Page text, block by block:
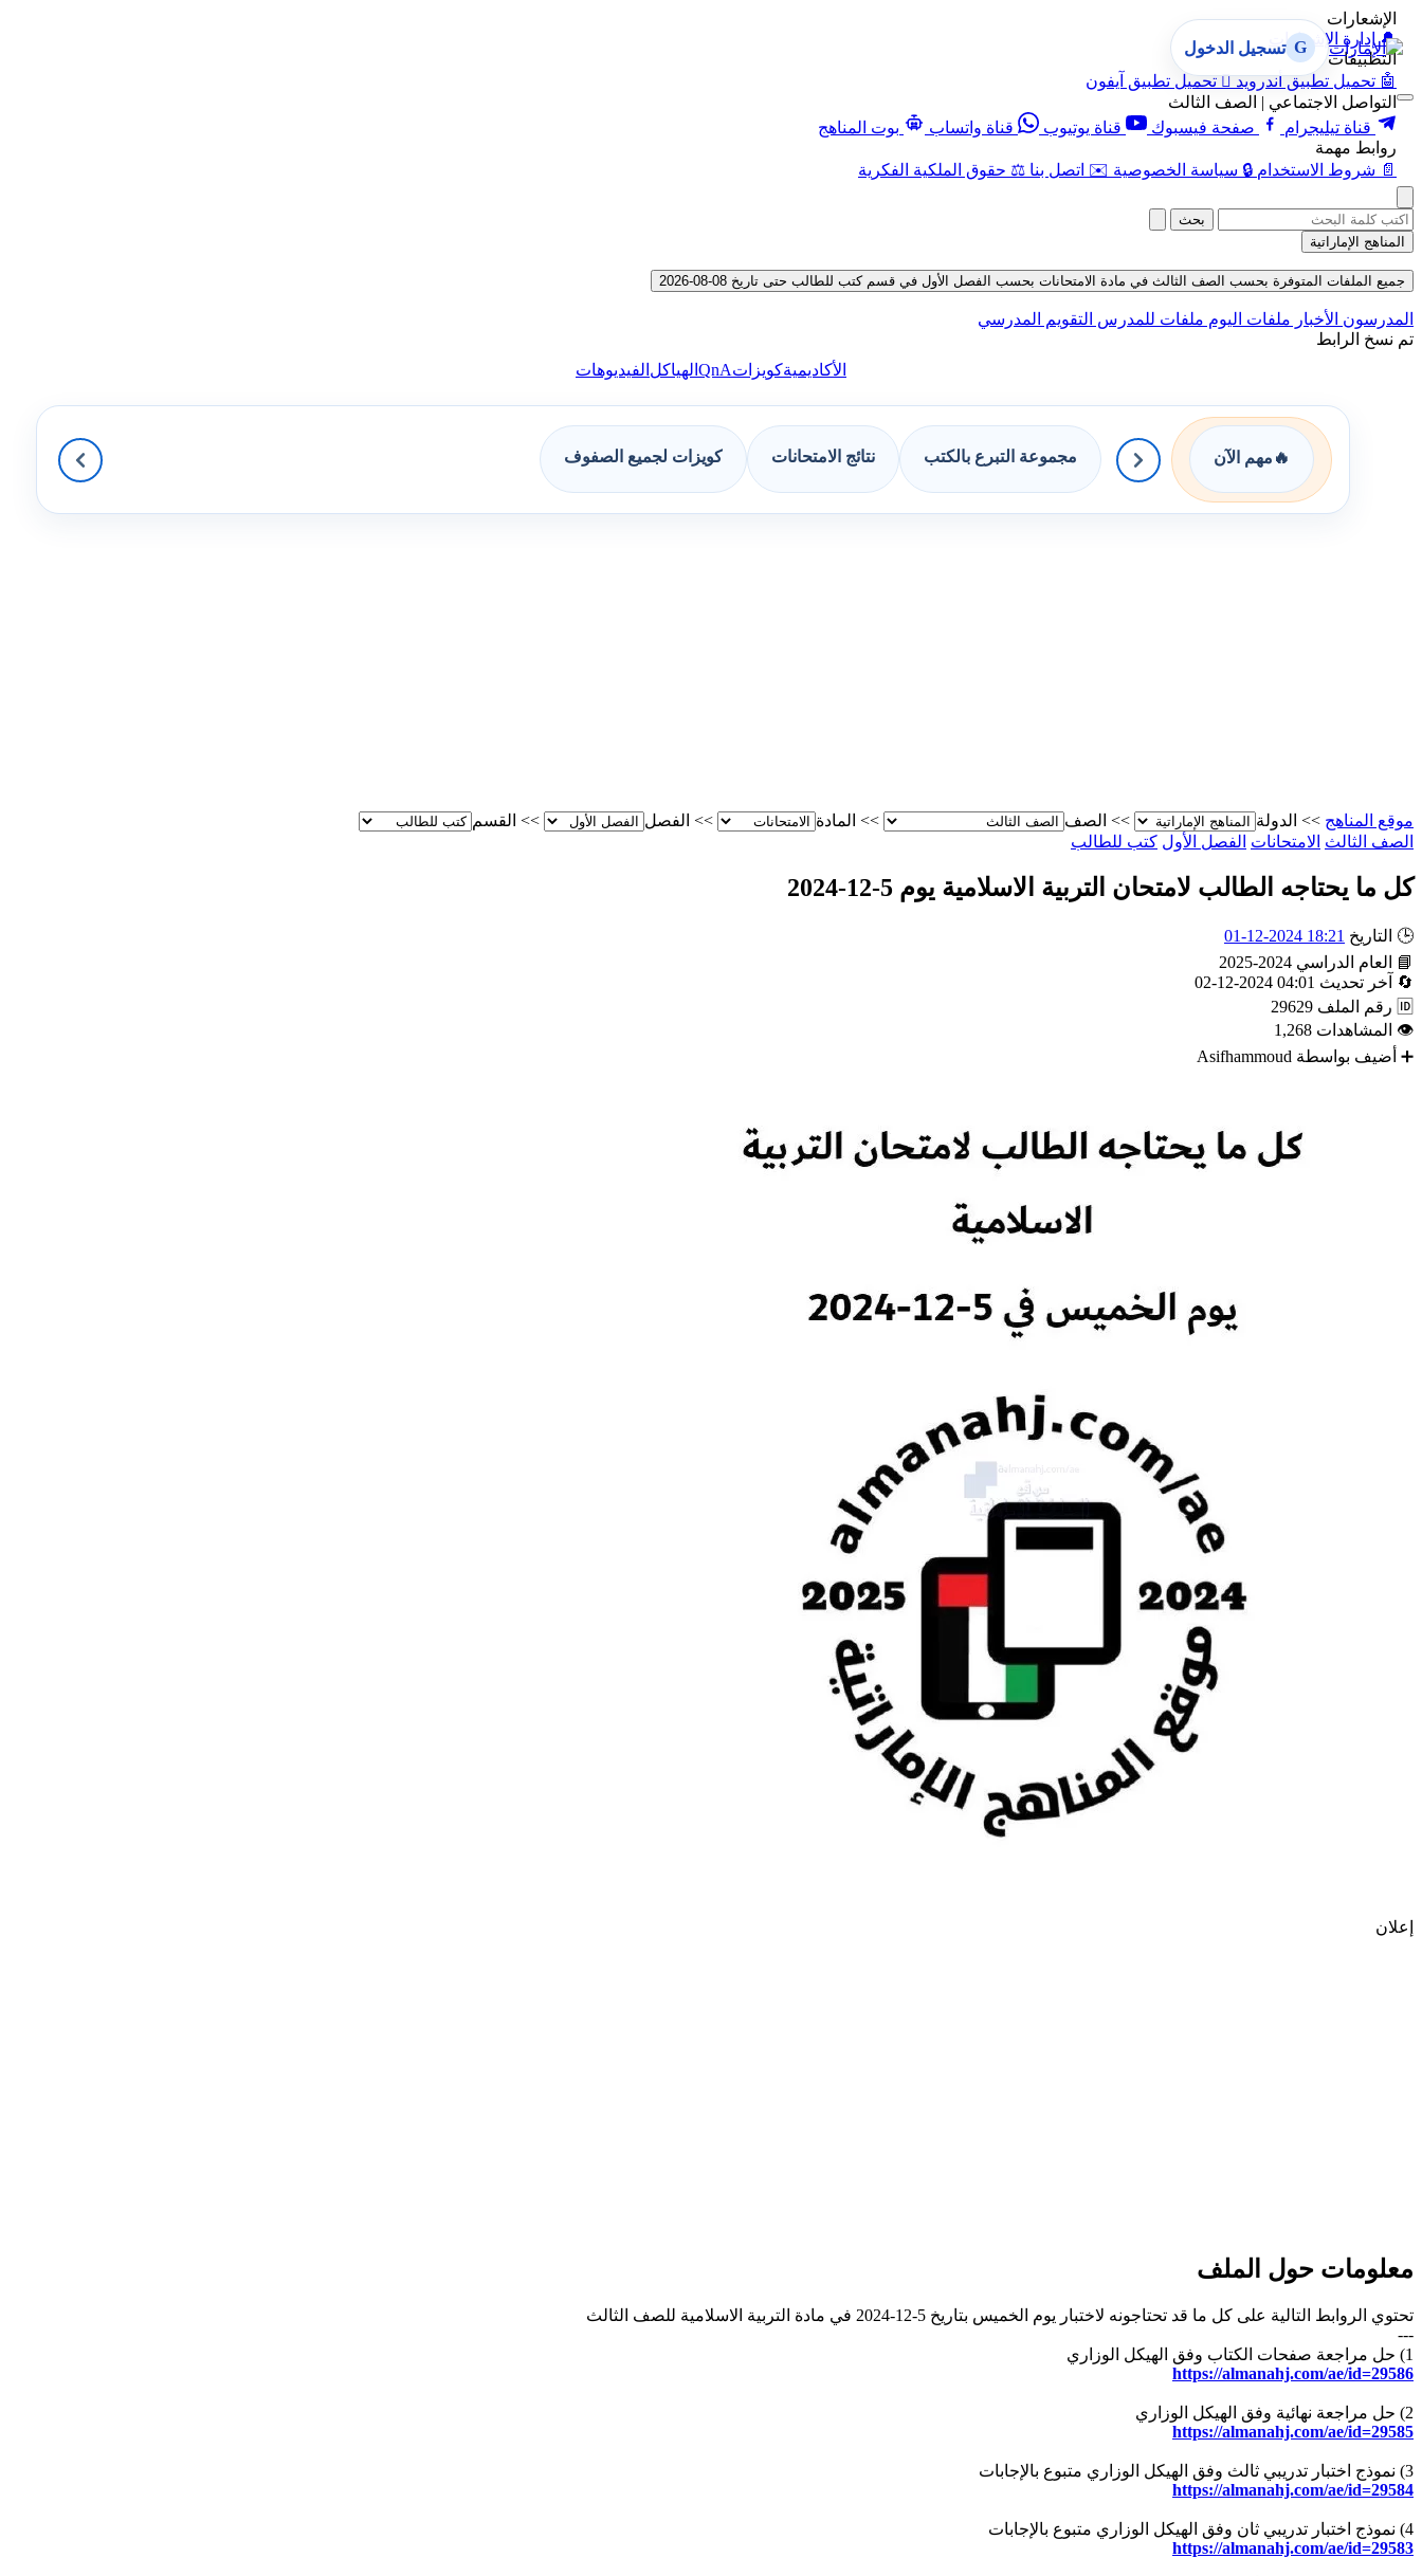
الإشعارات
🔔 إدارة الإشعارات
التطبيقات
🤖 تحميل تطبيق أندرويد  تحميل تطبيق آيفون
التواصل الاجتماعي | الصف الثالث
قناة تيليجرام
صفحة فيسبوك قناة يوتيوب قناة واتساب
بوت المناهج
روابط مهمة
📄 شروط الاستخدام 🔒 سياسة الخصوصية ✉️ اتصل بنا ⚖️ حقوق الملكية الفكرية
G تسجيل الدخول
بحث
المناهج الإماراتية
جميع الملفات المتوفرة بحسب الصف الثالث في مادة الامتحانات بحسب الفصل الأول في قسم كتب للطالب حتى تاريخ 08-08-2026
المدرسون الأخبار ملفات اليوم ملفات للمدرس التقويم المدرسي
تم نسخ الرابط
الأكاديميةكويزاتQnA الهياكل الفيديوهات
🔥 مهم الآن مجموعة التبرع بالكتب نتائج الامتحانات كويزات لجميع الصفوف
موقع المناهج >> الدولة >> الصف >> المادة >> الفصل >> القسم
الصف الثالث الامتحانات الفصل الأول كتب للطالب
كل ما يحتاجه الطالب لامتحان التربية الاسلامية يوم 5-12-2024
🕒 التاريخ 18:21 2024-12-01
📘
العام الدراسي 2024-2025
🔄
آخر تحديث 04:01 2024-12-02
🆔 رقم الملف 29629
👁 المشاهدات 1,268
➕ أضيف بواسطة Asifhammoud
إعلان
معلومات حول الملف
تحتوي الروابط التالية على كل ما قد تحتاجونه لاختبار يوم الخميس بتاريخ 5-12-2024 في مادة التربية الاسلامية للصف الثالث
---
1) حل مراجعة صفحات الكتاب وفق الهيكل الوزاري
https://almanahj.com/ae/id=29586
2) حل مراجعة نهائية وفق الهيكل الوزاري
https://almanahj.com/ae/id=29585
3) نموذج اختبار تدريبي ثالث وفق الهيكل الوزاري متبوع بالإجابات
https://almanahj.com/ae/id=29584
4) نموذج اختبار تدريبي ثان وفق الهيكل الوزاري متبوع بالإجابات
https://almanahj.com/ae/id=29583